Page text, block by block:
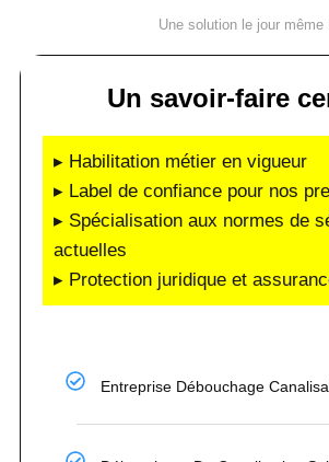
Une solution le jour même
Un savoir-faire
▸ Habilitation métier en vigueur
▸ Label de confiance pour nos
▸ Spécialisation aux normes de
actuelles
▸ Protection juridique et
Entreprise Débouchage